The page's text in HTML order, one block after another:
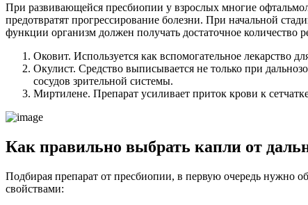
При развивающейся пресбиопии у взрослых многие
предотвратят прогрессирование болезни. При начальной
функции организм должен получать достаточное
Оковит. Используется как вспомогательное лекарство
Окулист. Средство выписывается не только при
сосудов зрительной системы.
Миртилене. Препарат усиливает приток крови к
Как правильно выбрать капли от
Подбирая препарат от пресбиопии, в первую очередь нужно
свойствами: